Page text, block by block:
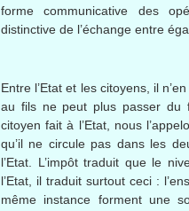
forme communicative des
distinctive de l’échange entre
Entre l’Etat et les citoyens, il n’en
au filsne peut plus passer du
citoyen faità l’Etat, nous
qu’il ne circulepas dansles
l’Etat
L’impôt traduit quele
l’Etat
il traduit surtout ceci :
même instance forment une